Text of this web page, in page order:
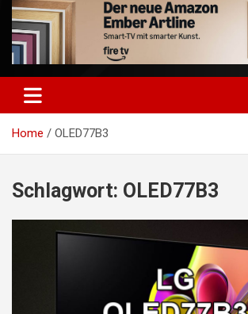
Home OLED77B3
Schlagwort: OLED77B3